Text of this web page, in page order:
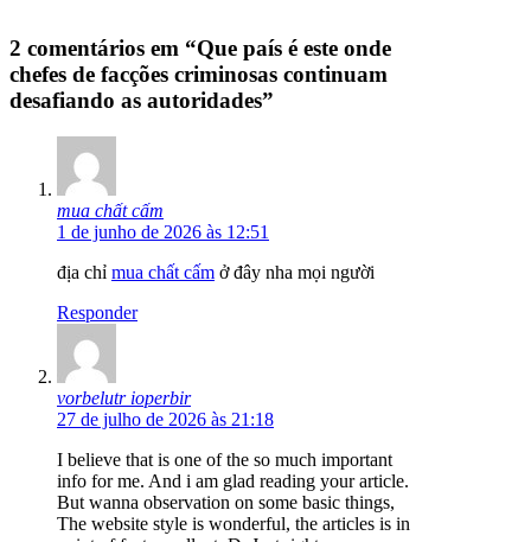
2 comentários em “Que país é este onde
chefes de facções criminosas continuam
desafiando as autoridades”
mua chất cấm
1 de junho de 2026 às 12:51
địa chỉ mua chất cấm ở đây nha mọi người
Responder
vorbelutr ioperbir
27 de julho de 2026 às 21:18
I believe that is one of the so much important
info for me. And i am glad reading your article.
But wanna observation on some basic things,
The website style is wonderful, the articles is in